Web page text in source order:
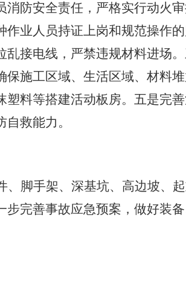
防安全责任，严格实行动火
业人员持证上岗和规范操作
接电线，严禁违规材料进场
施工区域、生活区域、材料堆
料等搭建活动板房。五是完
救能力。
脚手架、深基坑、高边坡、
完善事故应急预案，做好装